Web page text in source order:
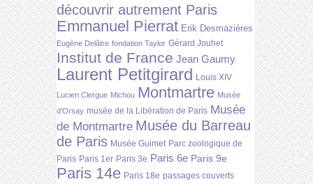
découvrir autrement Paris
Emmanuel Pierrat Erik Desmazières
Eugène Delâtre fondation Taylor Gérard Jouhet
Institut de France Jean Gaumy
Laurent Petitgirard Louis XIV
Lucien Clergue Michou Montmartre Musée
d'Orsay musée de la Libération de Paris Musée
de Montmartre Musée du Barreau
de Paris Musée Guimet Parc zoologique de
Paris Paris 1er Paris 3e Paris 6e Paris 9e
Paris 14e Paris 18e passages couverts